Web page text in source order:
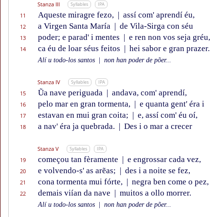
Stanza III Syllables IPA
11 Aqueste miragre fezo, | assí com' aprendí éu,
12 a Virgen Santa María | de Vila-Sirga con séu
13 poder; e parad' i mentes | e ren non vos seja gréu,
14 ca éu de loar séus feitos | hei sabor e gran prazer.
Alí u todo-los santos non han poder de põer...
Stanza IV Syllables IPA
15 Ũa nave periguada | andava, com' aprendí,
16 pelo mar en gran tormenta, | e quanta gent' éra i
17 estavan en mui gran coita; | e, assí com' éu oí,
18 a nav' éra ja quebrada. | Des i o mar a crecer
Stanza V Syllables IPA
19 começou tan fèramente | e engrossar cada vez,
20 e volvendo-s' as arẽas; | des i a noite se fez,
21 cona tormenta mui fórte, | negra ben come o pez,
22 demais viían da nave | muitos a ollo morrer.
Alí u todo-los santos non han poder de põer...